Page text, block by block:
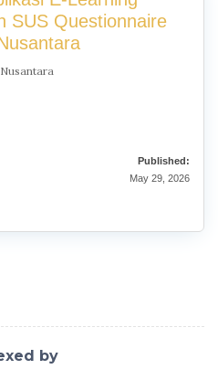
SUS Questionnaire
Published:
May 29, 2026
by